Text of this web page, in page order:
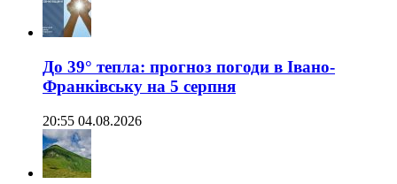
До 39° тепла: прогноз погоди в Івано-
Франківську на 5 серпня
20:55 04.08.2026